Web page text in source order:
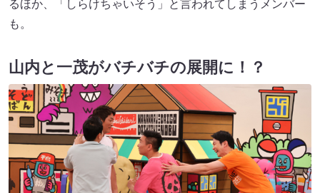
るほか、「しらけちゃいそう」と言われてしまうメンバー
も。
山内と一茂がバチバチの展開に！？